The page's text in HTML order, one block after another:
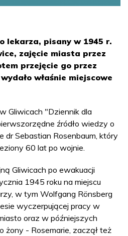
lekarza, pisany w 1945 r.
zajęcie miasta przez
przejęcie go przez
właśnie miejscowe
Gliwicach "Dziennik dla
źródło wiedzy o
dr Sebastian Rosenbaum, który
60 lat po wojnie.
Gliwicach po ewakuacji
1945 roku na miejscu
w tym Wolfgang Rönsberg
wyczerpującej pracy w
oraz w późniejszych
żony - Rosemarie, zaczął też